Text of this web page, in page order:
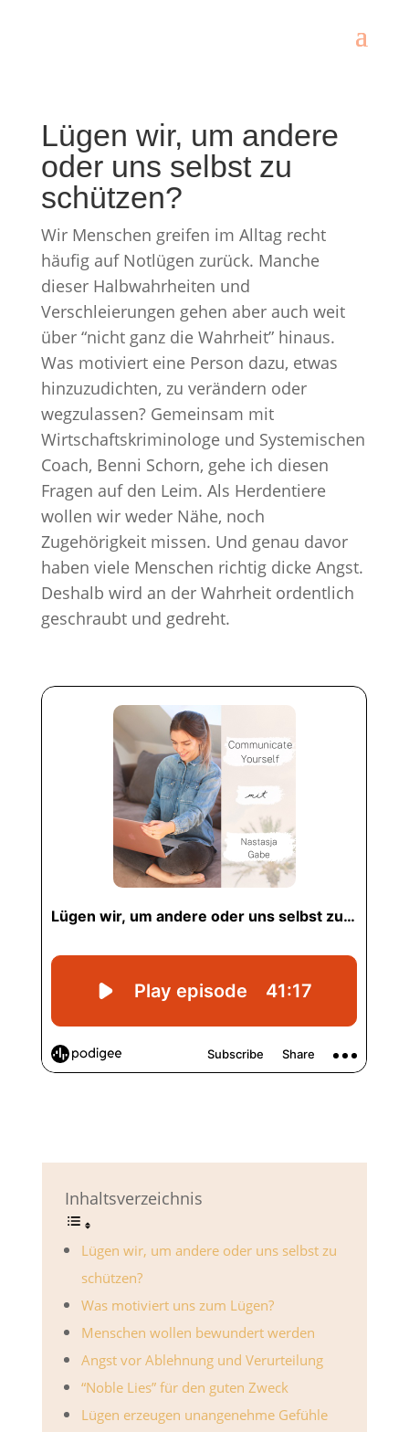
Lügen wir, um andere
oder uns selbst zu
schützen?
Wir Menschen greifen im Alltag recht
häufig auf Notlügen zurück. Manche
dieser Halbwahrheiten und
Verschleierungen gehen aber auch weit
über “nicht ganz die Wahrheit” hinaus.
Was motiviert eine Person dazu, etwas
hinzuzudichten, zu verändern oder
wegzulassen? Gemeinsam mit
Wirtschaftskriminologe und Systemischen
Coach, Benni Schorn, gehe ich diesen
Fragen auf den Leim. Als Herdentiere
wollen wir weder Nähe, noch
Zugehörigkeit missen. Und genau davor
haben viele Menschen richtig dicke Angst.
Deshalb wird an der Wahrheit ordentlich
geschraubt und gedreht.
Inhaltsverzeichnis
Lügen wir, um andere oder uns selbst zu
schützen?
Was motiviert uns zum Lügen?
Menschen wollen bewundert werden
Angst vor Ablehnung und Verurteilung
“Noble Lies” für den guten Zweck
Lügen erzeugen unangenehme Gefühle